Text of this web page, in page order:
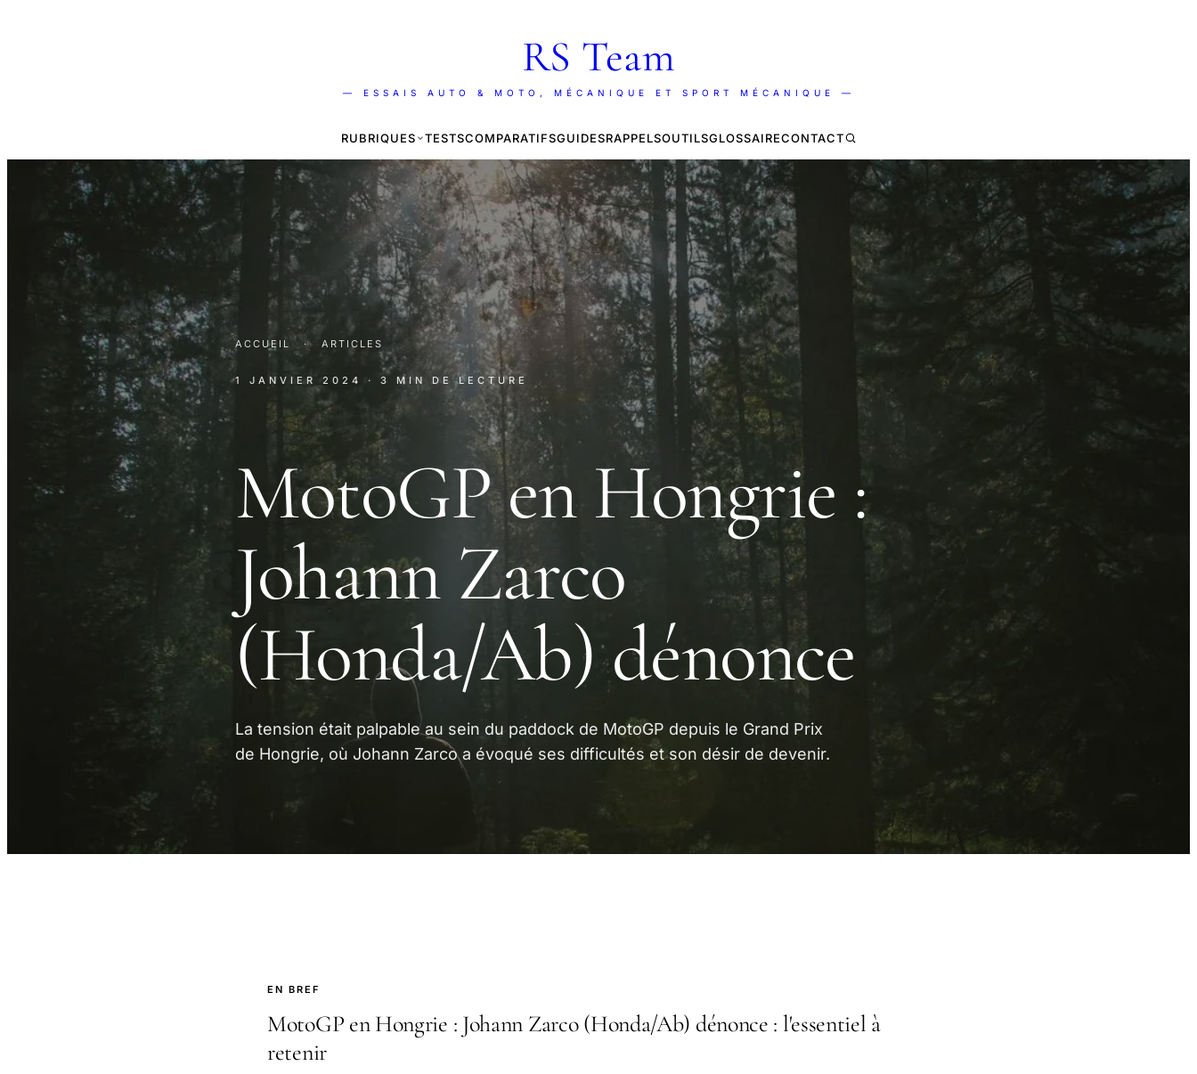
RS Team
— ESSAIS AUTO & MOTO, MÉCANIQUE ET SPORT MÉCANIQUE —
RUBRIQUES TESTSCOMPARATIFSGUIDESRAPPELSOUTILSGLOSSAIRECONTACT
ACCUEIL · ARTICLES
1 JANVIER 2024 · 3 MIN DE LECTURE
MotoGP en Hongrie :
Johann Zarco
(Honda/Ab) dénonce
La tension était palpable au sein du paddock de MotoGP depuis le Grand Prix
de Hongrie, où Johann Zarco a évoqué ses difficultés et son désir de devenir.
EN BREF
MotoGP en Hongrie : Johann Zarco (Honda/Ab) dénonce : l'essentiel à
retenir